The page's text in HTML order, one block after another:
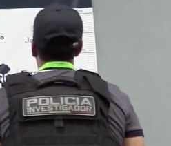
en Oblatos
durante julio
mexicanos